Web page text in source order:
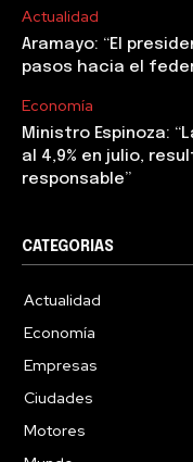
Actualidad
Aramayo: “El
pasos hacia el
Economía
Ministro Espinoza:
al 4,9% en julio,
responsable”
CATEGORIAS
Actualidad
Economía
Empresas
Ciudades
Motores